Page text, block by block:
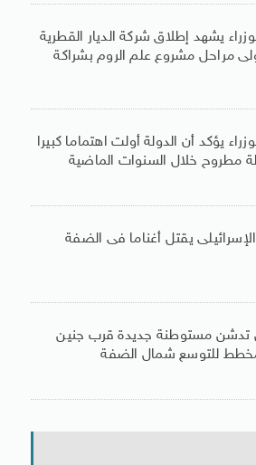
يشهد إطلاق شركة الديار القطرية
مراحل مشروع علم الروم بشراكة
يؤكد أن الدولة أولت اهتماما كبيرا
مطروح خلال السنوات الماضية
يقتل أغناما فى الضفة
تدشن مستوطنة جديدة قرب جنين
للتوسع شمال الضفة